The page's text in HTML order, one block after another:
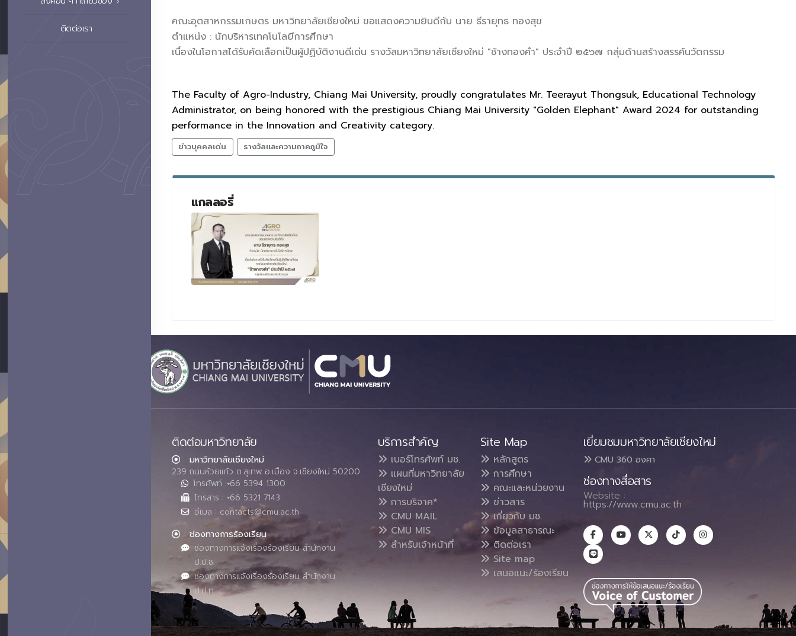
ติดต่อเรา
คณะอุตสาหกรรมเกษตร มหาวิทยาลัยเชียงใหม่ ขอแสดงความยินดีกับ นาย ธีรายุทธ ทองสุข
ตำแหน่ง : นักบริหารเทคโนโลยีการศึกษา
เนื่องในโอกาสได้รับคัดเลือกเป็นผู้ปฏิบัติงานดีเด่น รางวัลมหาวิทยาลัยเชียงใหม่ "ช้างทองคำ" ประจำปี ๒๕๖๗ กลุ่มด้านสร้างสรรค์นวัตกรรม
The Faculty of Agro-Industry, Chiang Mai University, proudly congratulates Mr. Teerayut Thongsuk, Educational Technology
Administrator, on being honored with the prestigious Chiang Mai University "Golden Elephant" Award 2024 for outstanding
performance in the Innovation and Creativity category.
ข่าวบุคคลเด่น รางวัลและความภาคภูมิใจ
แกลลอรี่
ติดต่อมหาวิทยาลัย
มหาวิทยาลัยเชียงใหม่
239 ถนนห้วยแก้ว ต.สุเทพ อ.เมือง จ.เชียงใหม่ 50200
โทรศัพท์ :+66 5394 1300
โทรสาร : +66 5321 7143
อีเมล : contacts@cmu.ac.th
ช่องทางการร้องเรียน
ช่องทางการแจ้งเรื่องร้องเรียน สำนักงาน
ป.ป.ช.
ช่องทางการแจ้งเรื่องร้องเรียน สำนักงาน
ป.ป.ท.
บริการสำคัญ
เบอร์โทรศัพท์ มช.
แผนที่มหาวิทยาลัย
เชียงใหม่
การบริจาค*
CMU MAIL
CMU MIS
สำหรับเจ้าหน้าที่
Site Map
หลักสูตร
การศึกษา
คณะและหน่วยงาน
ข่าวสาร
เกี่ยวกับ มช.
ข้อมูลสาธารณะ
ติดต่อเรา
Site map
เสนอแนะ/ร้องเรียน
เยี่ยมชมมหาวิทยาลัยเชียงใหม่
CMU 360 องศา
ช่องทางสื่อสาร
Website :
https://www.cmu.ac.th